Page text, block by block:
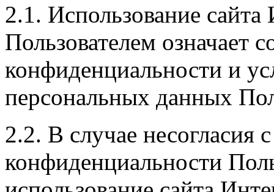
2.1. Использование
Пользователем означает
конфиденциальности и
персональных данных
2.2. В случае несогласия
конфиденциальности